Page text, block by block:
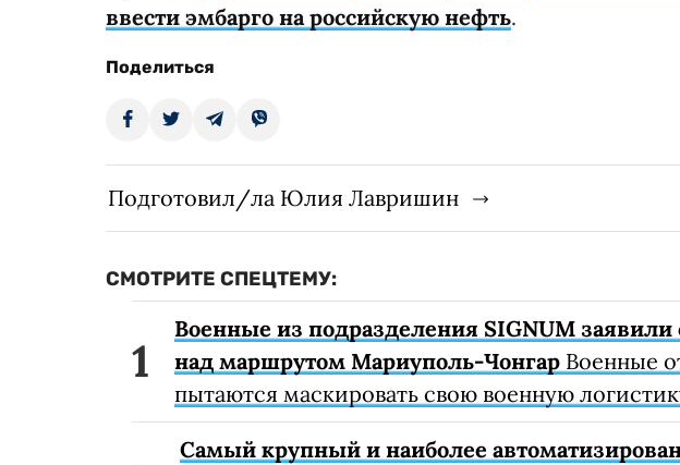
ввести эмбарго на российскую нефть.
Поделиться
Подготовил/ла Юлия Лавришин
СМОТРИТЕ СПЕЦТЕМУ:
Военные из подразделения SIGNUM
над маршрутом Мариуполь-Чонгар Военные
пытаются маскировать свою военную
Самый крупный и наиболее